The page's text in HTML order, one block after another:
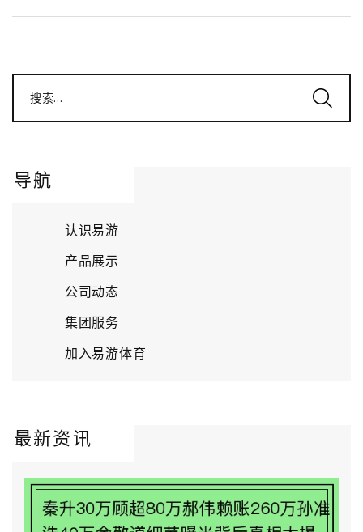
搜索...
导航
认识易游
产品展示
公司动态
集团服务
加入易游体育
最新资讯